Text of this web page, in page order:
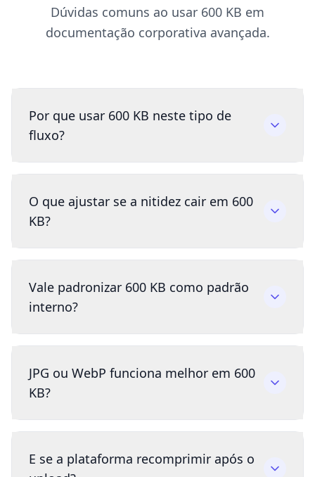
Dúvidas comuns ao usar 600 KB em
documentação corporativa avançada.
Por que usar 600 KB neste tipo de
fluxo?
O que ajustar se a nitidez cair em 600
KB?
Vale padronizar 600 KB como padrão
interno?
JPG ou WebP funciona melhor em 600
KB?
E se a plataforma recomprimir após o